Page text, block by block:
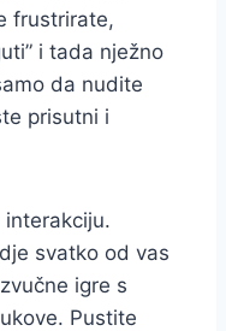
frustrirate,
i tada nježno
da nudite
prisutni i
svatko od vas
igre s
Pustite